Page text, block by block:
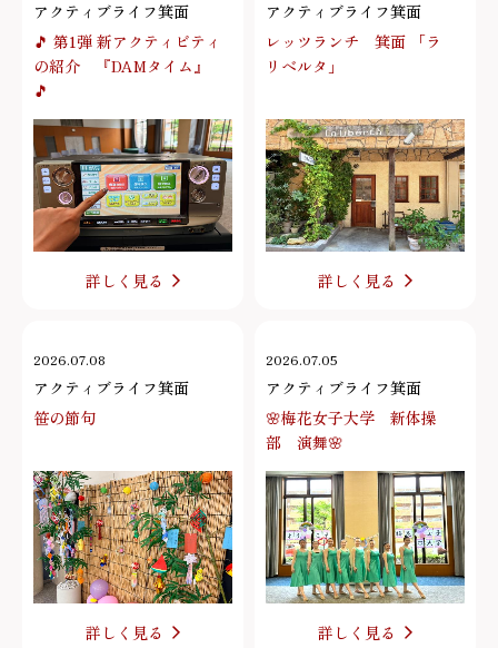
アクティブライフ箕面
🎵 第1弾 新アクティビティ
の紹介 『DAMタイム』
🎵
詳しく見る
アクティブライフ箕面
レッツランチ 箕面 「ラ
リベルタ」
詳しく見る
2026.07.08
アクティブライフ箕面
笹の節句
詳しく見る
2026.07.05
アクティブライフ箕面
🌸梅花女子大学 新体操
部 演舞🌸
詳しく見る